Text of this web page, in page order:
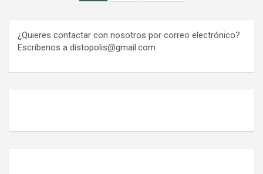
¿Quieres contactar con nosotros por correo electrónico?
Escríbenos a distopolis@gmail.com